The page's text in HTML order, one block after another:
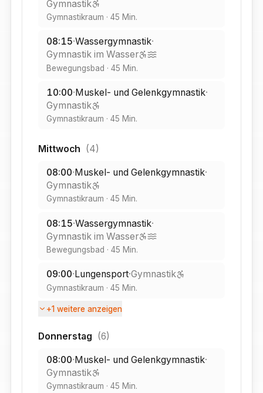
Gymnastik
Gymnastikraum · 45 Min.
08:15·Wassergymnastik·
Gymnastik im Wasser
Bewegungsbad · 45 Min.
10:00·Muskel- und Gelenkgymnastik·
Gymnastik
Gymnastikraum · 45 Min.
Mittwoch (4)
08:00·Muskel- und Gelenkgymnastik·
Gymnastik
Gymnastikraum · 45 Min.
08:15·Wassergymnastik·
Gymnastik im Wasser
Bewegungsbad · 45 Min.
09:00· Lungensport·Gymnastik
Gymnastikraum · 45 Min.
+1weitere anzeigen
Donnerstag (6)
08:00·Muskel- und Gelenkgymnastik·
Gymnastik
Gymnastikraum · 45 Min.